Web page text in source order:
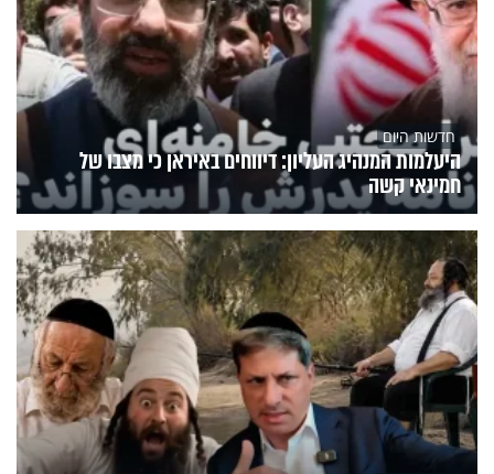
חדשות היום
היעלמות המנהיג העליון: דיווחים באיראן כי מצבו של
חמינאי קשה